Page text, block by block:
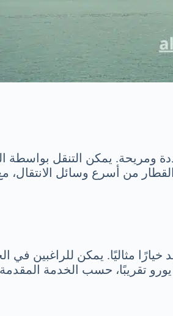
ومريحة. يمكن التنقل بواسطة
المختارة. يُعد القطار من أسرع
مثاليًا. يمكن للراغبين في